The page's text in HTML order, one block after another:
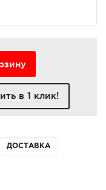
в 1 клик!
ДОСТАВКА